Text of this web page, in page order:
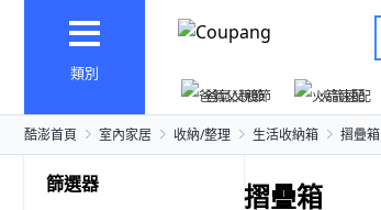
類別
爸氣父親節
火箭速配
酷澎首頁 室內家居 收納/整理 生活收納箱 摺疊箱
篩選器 摺疊箱